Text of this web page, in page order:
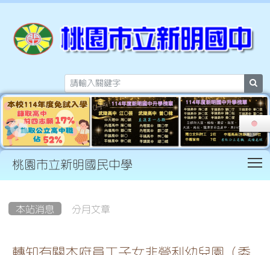
桃園市立新明國民中學
本站消息 分月文章
轉知有關本府員工子女非營利幼兒園（委